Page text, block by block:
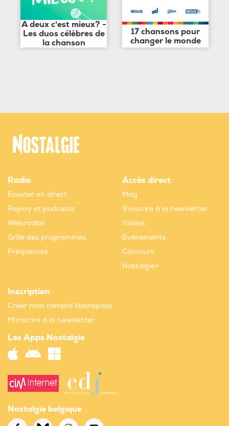
A deux c'est mieux? -
Les duos célèbres de
la chanson
17 chansons pour
changer le monde
Radio
Ecouter en direct
Replay et podcasts
Webradios
Grille des programmes
Fréquences
Accès direct
Mag
S'inscrire à la newsletter
Vidéos
Evènements
Concours
Nostalgie+
Inscription
Créer mon compte Nostapass
M'inscrire à la newsletter
Les Apps Nostalgie
Nostalgie belgique